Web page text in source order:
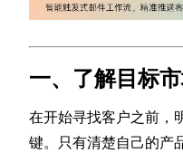
一、了解目标
在开始寻找客户之前，
键。只有清楚自己的产